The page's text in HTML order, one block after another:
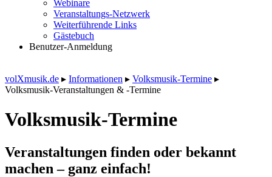
Webinare
Veranstaltungs-Netzwerk
Weiterführende Links
Gästebuch
Benutzer-Anmeldung
volXmusik.de ▸ Informationen ▸ Volksmusik-Termine ▸
Volksmusik-Veranstaltungen & -Termine
Volksmusik-Termine
Veranstaltungen finden oder bekannt
machen – ganz einfach!